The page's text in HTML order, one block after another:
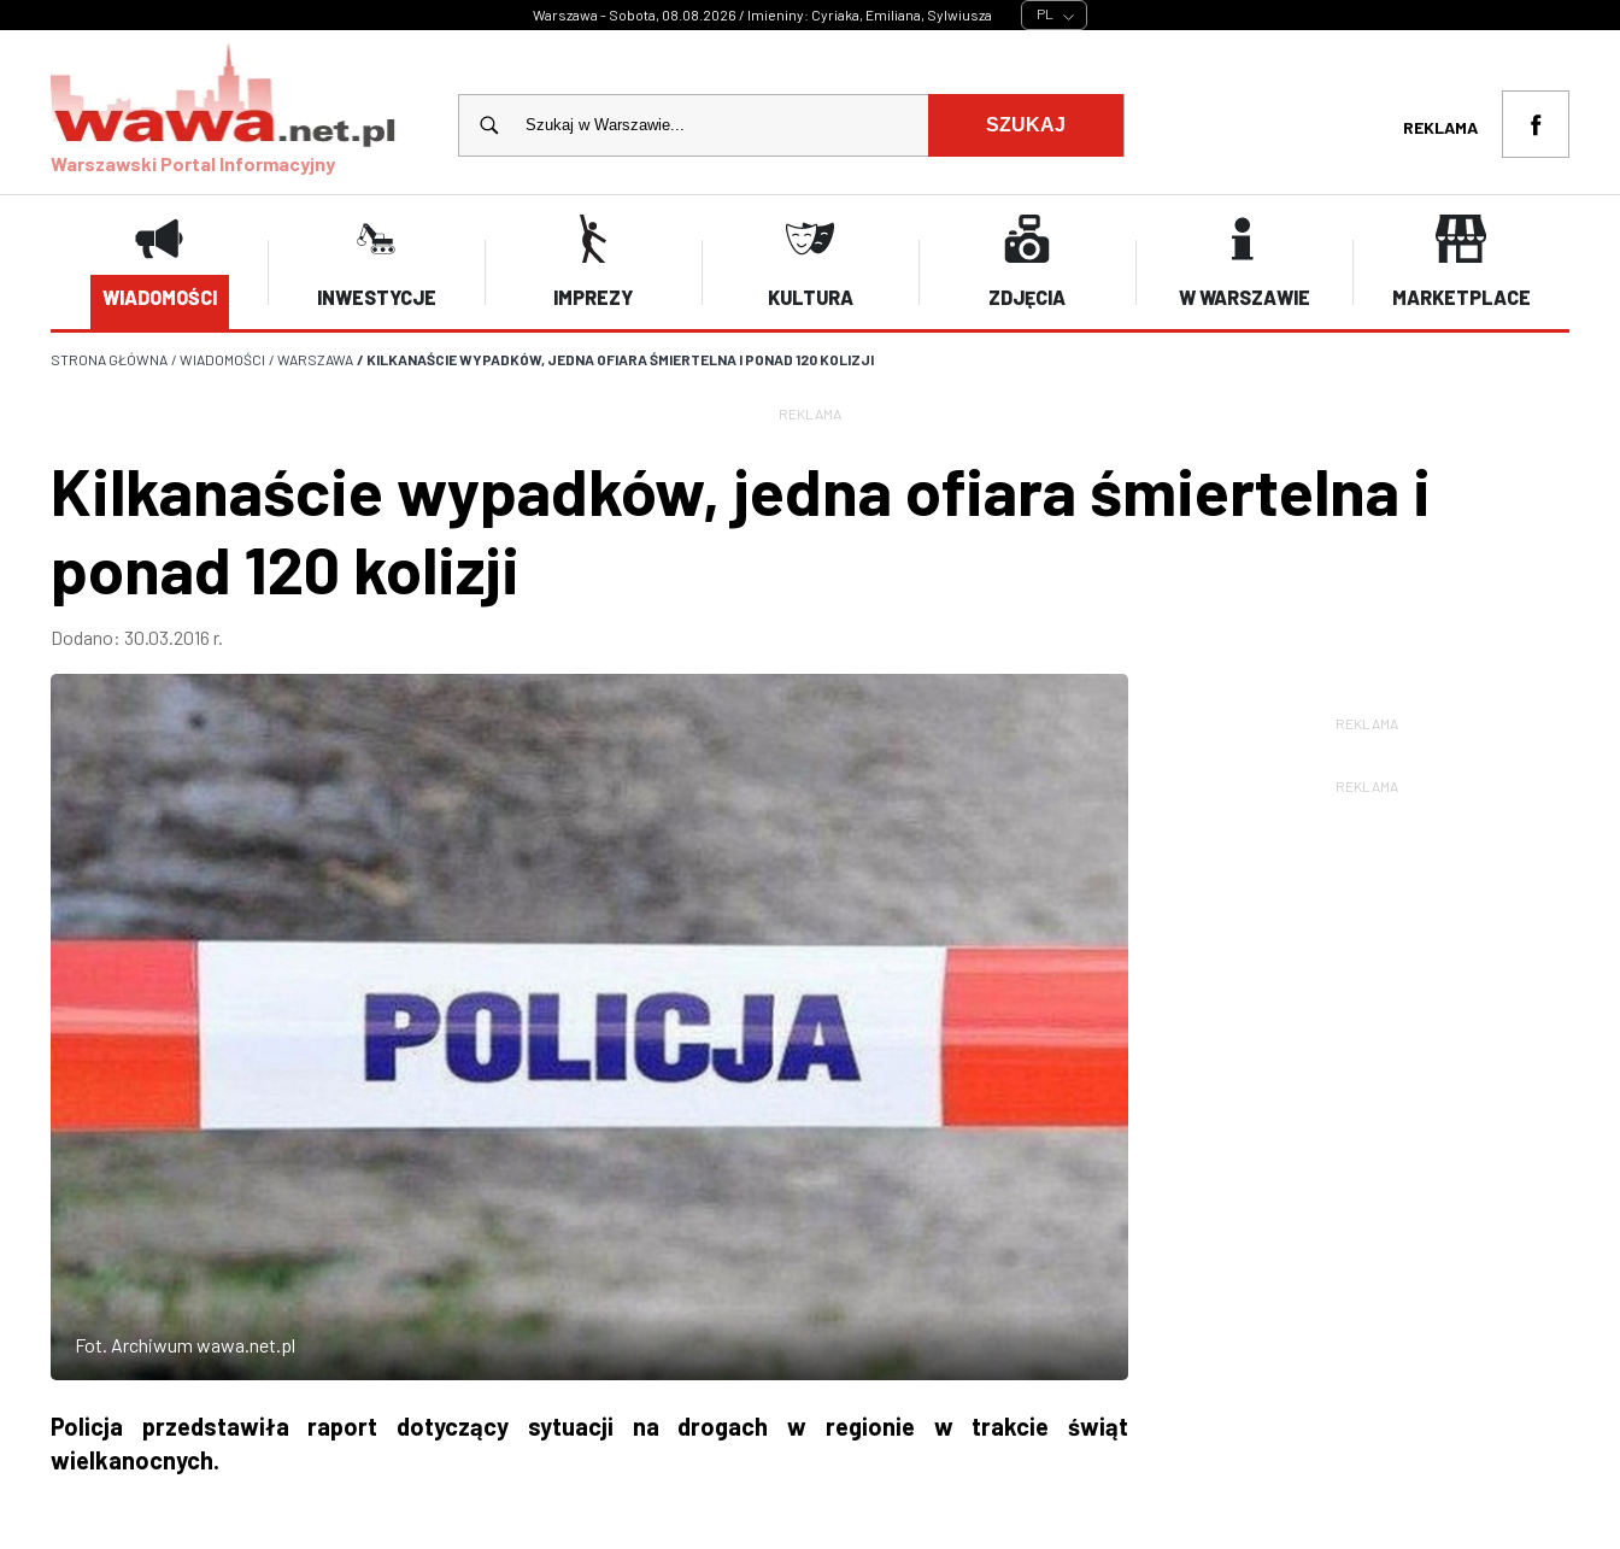
Warszawa - Sobota, 08.08.2026 / Imieniny: Cyriaka, Emiliana, Sylwiusza PL
Warszawski Portal Informacyjny
SZUKAJ REKLAMA
WIADOMOŚCI INWESTYCJE IMPREZY KULTURA ZDJĘCIA W WARSZAWIE MARKETPLACE
STRONA GŁÓWNA / WIADOMOŚCI / WARSZAWA / KILKANAŚCIE WYPADKÓW, JEDNA OFIARA ŚMIERTELNA I PONAD 120 KOLIZJI
REKLAMA
Kilkanaście wypadków, jedna ofiara śmiertelna i
ponad 120 kolizji
Dodano: 30.03.2016 r.
Fot. Archiwum wawa.net.pl
Policja przedstawiła raport dotyczący sytuacji na drogach w regionie w trakcie świąt
wielkanocnych.
REKLAMA
REKLAMA